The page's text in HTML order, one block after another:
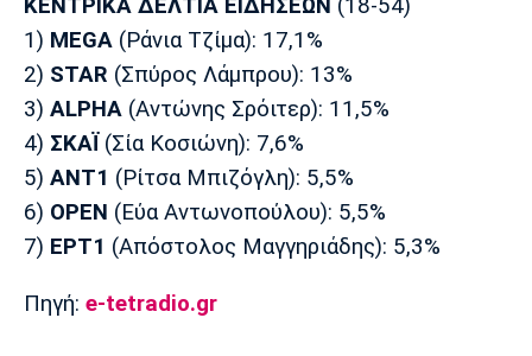
ΚΕΝΤΡΙΚΑ ΔΕΛΤΙΑ ΕΙΔΗΣΕΩΝ (18-54)
1) MEGA (Ράνια Τζίμα): 17,1%
2) STAR (Σπύρος Λάμπρου): 13%
3) ALPHA (Αντώνης Σρόιτερ): 11,5%
4) ΣΚΑΪ (Σία Κοσιώνη): 7,6%
5) ΑΝΤ1 (Ρίτσα Μπιζόγλη): 5,5%
6) OPEN (Εύα Αντωνοπούλου): 5,5%
7) ΕΡΤ1 (Απόστολος Μαγγηριάδης): 5,3%
Πηγή: e-tetradio.gr